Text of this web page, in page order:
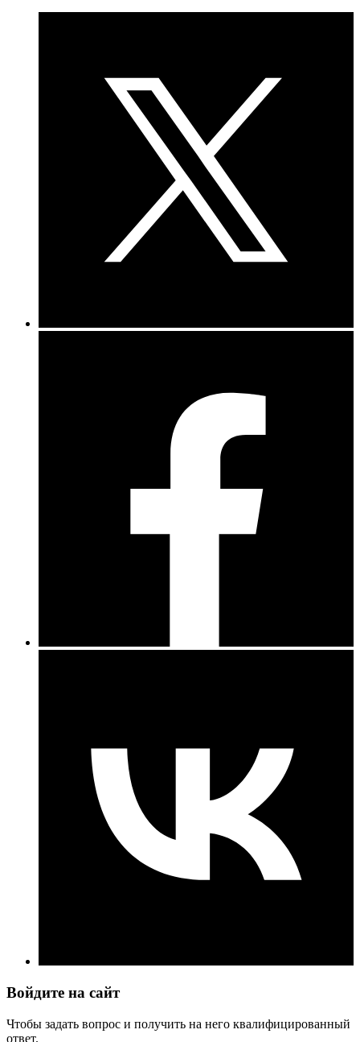
Войдите на сайт
Чтобы задать вопрос и получить на него квалифицированный
ответ.